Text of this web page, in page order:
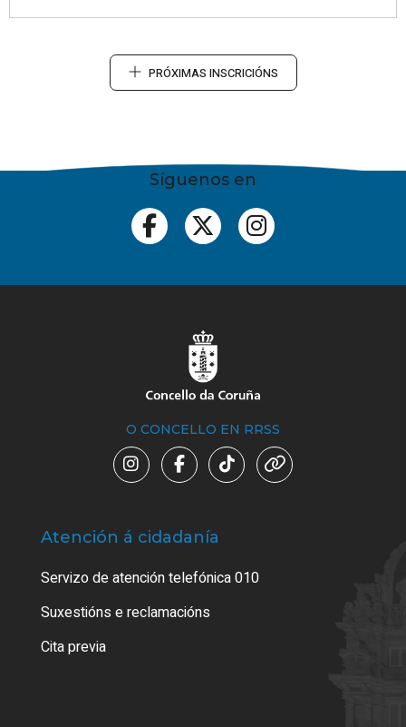
PRÓXIMAS INSCRICIÓNS
Síguenos en
O CONCELLO EN RRSS
Atención á cidadanía
Servizo de atención telefónica 010
Suxestións e reclamacións
Cita previa